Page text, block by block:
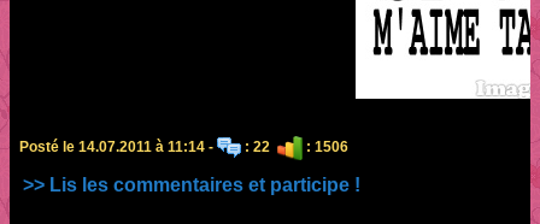
Posté le 14.07.2011 à 11:14 - : 22 : 1506
>> Lis les commentaires et participe !